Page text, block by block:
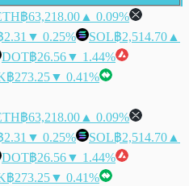
฿63,218.00 ▲ 0.09%
2.31 ▼ 0.25% SOL฿2,514.70 ▲
DOT฿26.56▼ 1.44%
฿273.25▼ 0.41%
฿63,218.00 ▲ 0.09%
2.31 ▼ 0.25% SOL฿2,514.70 ▲
DOT฿26.56▼ 1.44%
฿273.25▼ 0.41%